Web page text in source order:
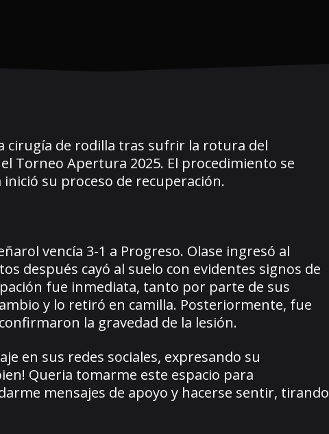
cirugía de rodilla tras sufrir la rotura del
Torneo Apertura 2025. El procedimiento se
su proceso de recuperación.
vencía 3-1 a Progreso. Olase ingresó al
después cayó al suelo con evidentes signos de
fue inmediata, tanto por parte de sus
y lo retiró en camilla. Posteriormente, fue
la gravedad de la lesión.
en sus redes sociales, expresando su
Queria tomarme este espacio para
mensajes de apoyo y hacerse sentir, tirando